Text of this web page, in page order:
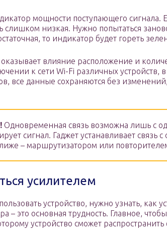
мощности поступающего сигнала.
слишком низкая. Нужно попытаться
то индикатор будет гореть
влияние расположение и
к сети Wi-Fi различных устройств,
все данные сохраняются без
Одновременная связь возможна лишь с
сигнал. Гаджет устанавливает связь
– маршрутизатором или
усилителем
устройство, нужно узнать, как
– это основная трудность. Главное,
устройство сможет